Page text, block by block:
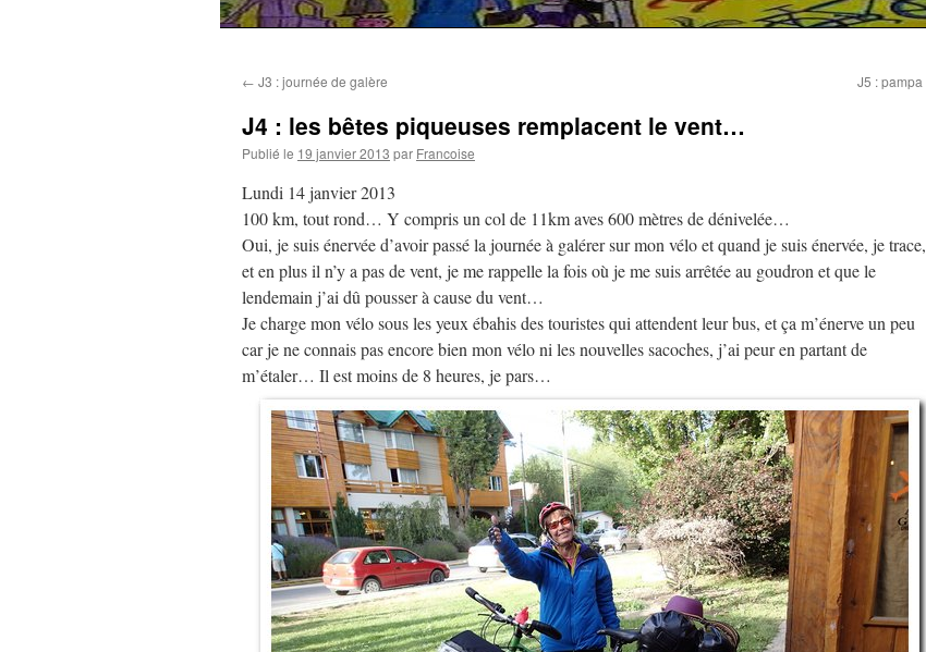
← J3 : journée de galère J5 : pampa
J4 : les bêtes piqueuses remplacent le vent…
Publié le 19 janvier 2013 par Francoise
Lundi 14 janvier 2013
100 km, tout rond… Y compris un col de 11km aves 600 mètres de dénivelée…
Oui, je suis énervée d’avoir passé la journée à galérer sur mon vélo et quand je suis énervée, je trace,
et en plus il n’y a pas de vent, je me rappelle la fois où je me suis arrêtée au goudron et que le
lendemain j’ai dû pousser à cause du vent…
Je charge mon vélo sous les yeux ébahis des touristes qui attendent leur bus, et ça m’énerve un peu
car je ne connais pas encore bien mon vélo ni les nouvelles sacoches, j’ai peur en partant de
m’étaler… Il est moins de 8 heures, je pars…